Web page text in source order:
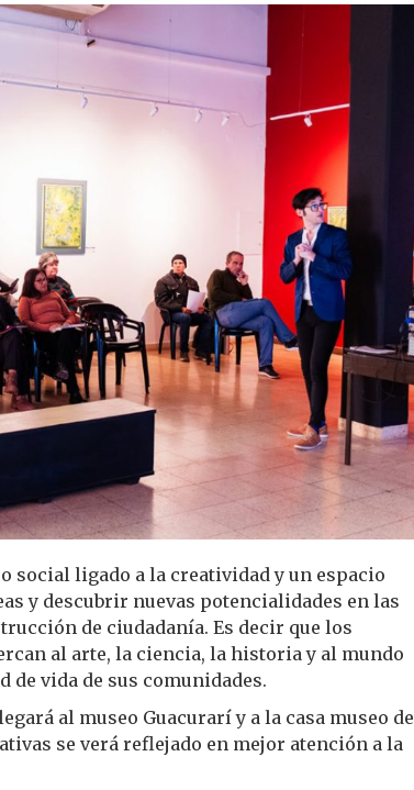
social ligado a la creatividad y un espacio
y descubrir nuevas potencialidades en las
de ciudadanía. Es decir que los
al arte, la ciencia, la historia y al mundo
de vida de sus comunidades.
al museo Guacurarí y a la casa museo de
se verá reflejado en mejor atención a la